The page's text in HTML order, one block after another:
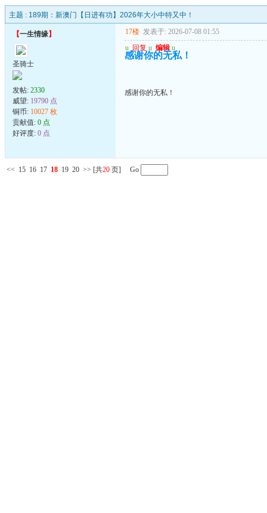
主题 : 189期：新澳门【日进有功】2026年大小中特又中！
【一生情缘】
圣骑士
发帖: 2330
威望: 19790 点
铜币: 10027 枚
贡献值: 0 点
好评度: 0 点
17楼 发表于: 2026-07-08 01:55
u 回复 u 编辑 u
感谢你的无私！
感谢你的无私！
<< 15 16 17 18 19 20 >> [共20 页] Go